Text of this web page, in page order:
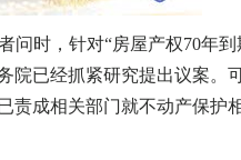
时，针对“房屋产权70年到
院已经抓紧研究提出议案。
责成相关部门就不动产保护